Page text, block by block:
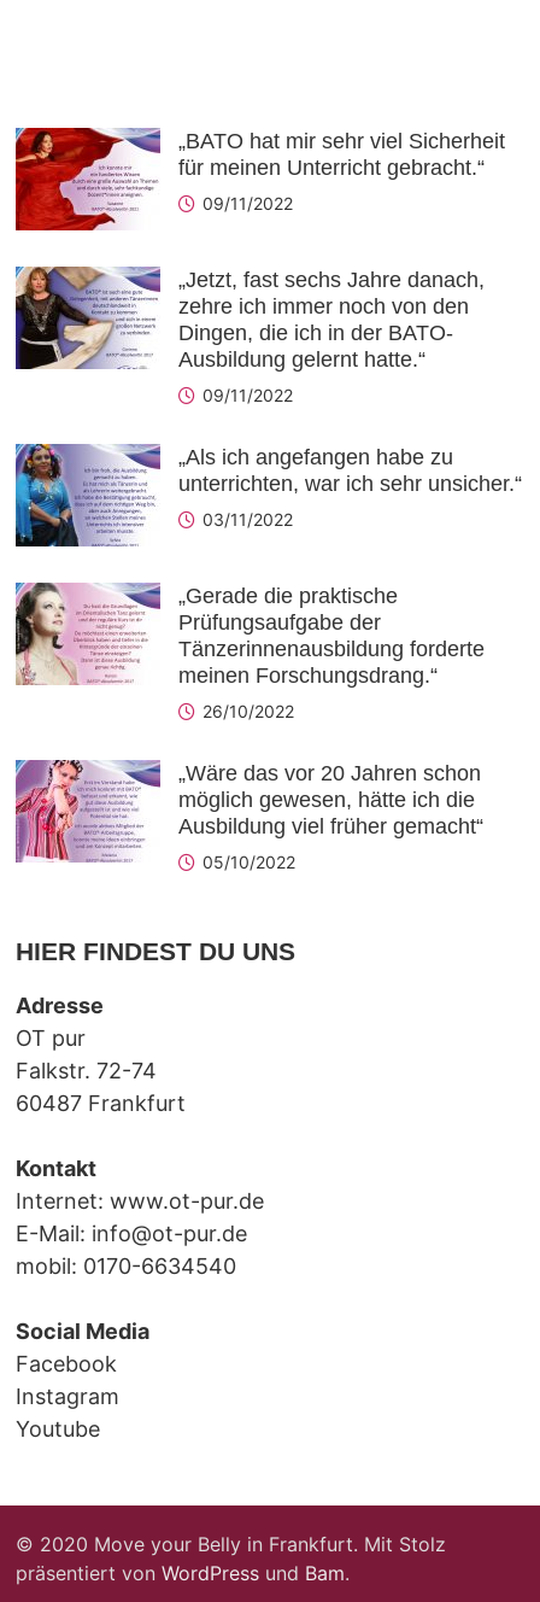
„BATO hat mir sehr viel Sicherheit
für meinen Unterricht gebracht.“
09/11/2022
„Jetzt, fast sechs Jahre danach,
zehre ich immer noch von den
Dingen, die ich in der BATO-
Ausbildung gelernt hatte.“
09/11/2022
„Als ich angefangen habe zu
unterrichten, war ich sehr unsicher.“
03/11/2022
„Gerade die praktische
Prüfungsaufgabe der
Tänzerinnenausbildung forderte
meinen Forschungsdrang.“
26/10/2022
„Wäre das vor 20 Jahren schon
möglich gewesen, hätte ich die
Ausbildung viel früher gemacht“
05/10/2022
HIER FINDEST DU UNS
Adresse
OT pur
Falkstr. 72-74
60487 Frankfurt
Kontakt
Internet: www.ot-pur.de
E-Mail: info@ot-pur.de
mobil: 0170-6634540
Social Media
Facebook
Instagram
Youtube
© 2020 Move your Belly in Frankfurt. Mit Stolz
präsentiert von WordPressund Bam.